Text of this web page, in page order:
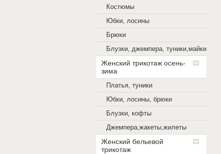
Костюмы
Юбки, лосины
Брюки
Блузки, джемпера, туники,майки
Женский трикотаж осень-
зима
Платья, туники
Юбки, лосины, брюки
Блузки, кофты
Джемпера,жакеты,жилеты
Женский бельевой
трикотаж